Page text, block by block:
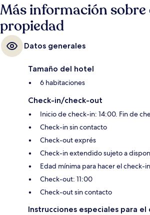
Más información sobre
propiedad
Datos generales
Tamaño del hotel
6 habitaciones
Check-in/check-out
Inicio de check-in: 14:00. Fin de
Check-in sin contacto
Check-out exprés
Check-in extendido sujeto a
Edad mínima para hacer el check-
Check-out: 11:00
Check-out sin contacto
Instrucciones especiales para el